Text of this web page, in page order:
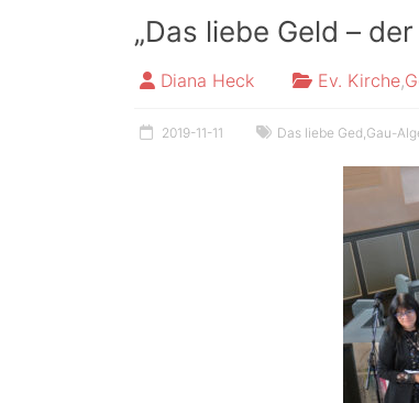
„Das liebe Geld –
Diana Heck Ev. Kirche,
2019-11-11 Das liebe Ged Gau-